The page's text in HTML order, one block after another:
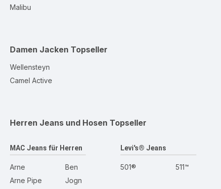
Malibu
Damen Jacken Topseller
Wellensteyn
Camel Active
Herren Jeans und Hosen Topseller
MAC Jeans für Herren
Arne
Arne Pipe
Ben
Jogn
Levi's® Jeans
501® 511™